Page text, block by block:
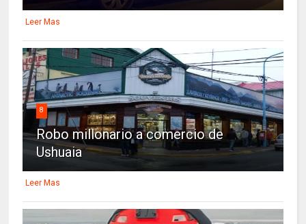
Leer Mas
8
Robo millonario a comercio de
Ushuaia
Leer Mas